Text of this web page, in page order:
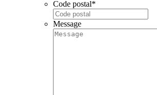
Code postal*
Message